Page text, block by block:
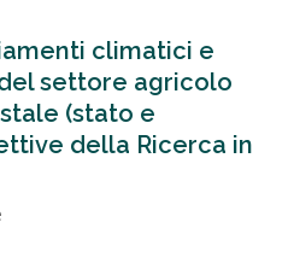
climatici e
settore agricolo
(stato e
della Ricerca in